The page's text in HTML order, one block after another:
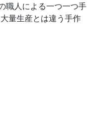
職人による一つ一つ手
量生産とは違う手作